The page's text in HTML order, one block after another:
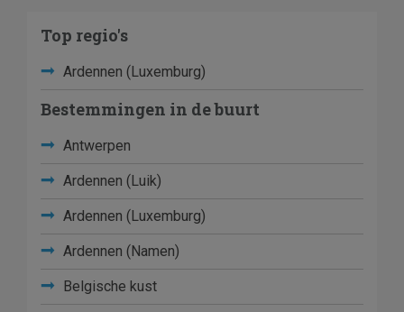
Top regio's
Ardennen (Luxemburg)
Bestemmingen in de buurt
Antwerpen
Ardennen (Luik)
Ardennen (Luxemburg)
Ardennen (Namen)
Belgische kust